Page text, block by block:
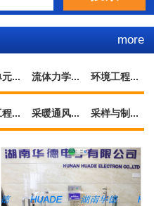
more
... 流体力学... 环境工程...
... 采暖通风... 采样与制...